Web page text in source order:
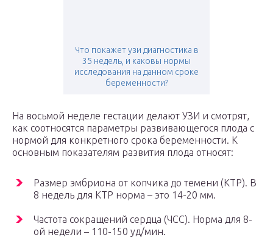
Что покажет узи диагностика в
35 недель, и каковы нормы
исследования на данном сроке
беременности?
На восьмой неделе гестации делают УЗИ и смотрят,
как соотносятся параметры развивающегося плода с
нормой для конкретного срока беременности. К
основным показателям развития плода относят:
Размер эмбриона от копчика до темени (KTP). В
8 недель для KTP норма – это 14-20 мм.
Частота сокращений сердца (ЧCC). Норма для 8-
ой недели – 110-150 уд/мин.